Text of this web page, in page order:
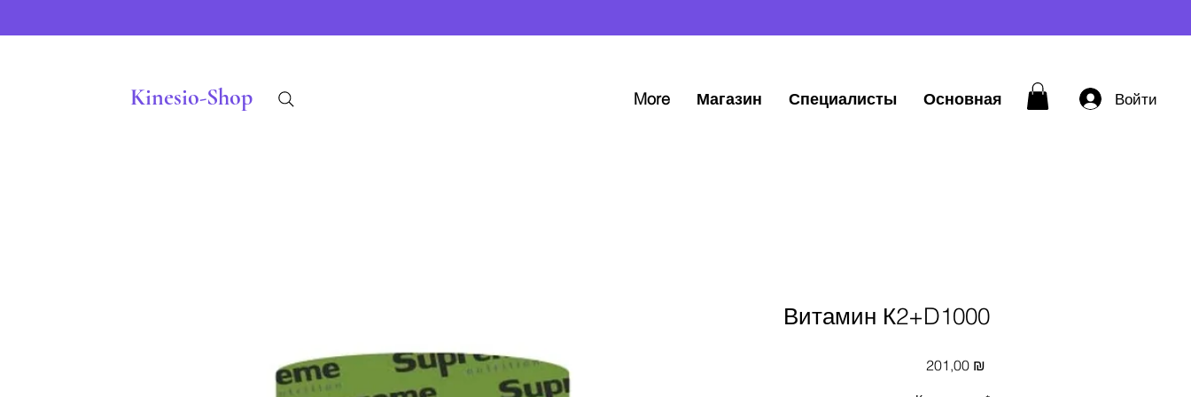
Kinesio-Shop Войти
Основная
Специалисты
Магазин
More
Витамин К2+D1000
201,00 ₪